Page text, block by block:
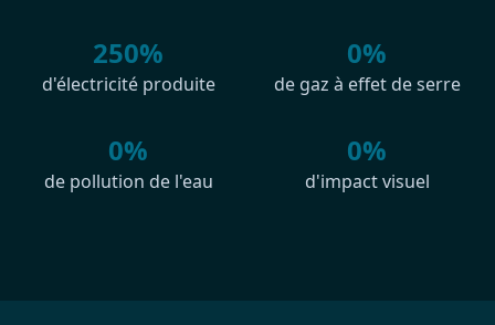
250%
d'électricité produite
0%
de gaz à effet de serre
0%
de pollution de l'eau
0%
d'impact visuel